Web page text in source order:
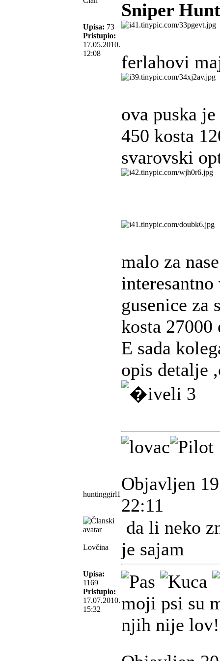
Upisa: 73
Pristupio:
17.05.2010.
12:08
Sniper
ferlahovi
ova puska
450 kosta
svarovski
malo za
gusenice za
kosta 27000
E sada
opis detalje
huntinggirl1
Objavljen
22:11
Lovčina
Upisa:
1169
Pristupio:
17.07.2010.
15:32
da li neko
je sajam
moji psi su
njih nije lov!